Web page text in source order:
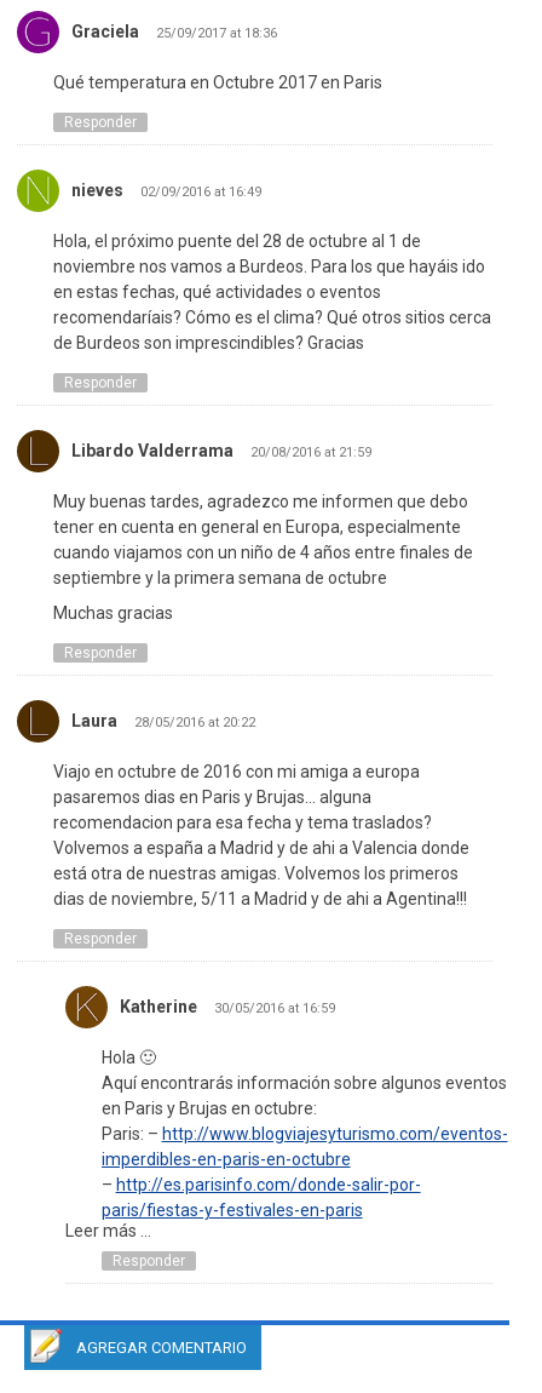
Graciela 25/09/2017 at 18:36
Qué temperatura en Octubre 2017 en Paris
Responder
nieves 02/09/2016 at 16:49
Hola, el próximo puente del 28 de octubre al 1 de
noviembre nos vamos a Burdeos. Para los que hayáis ido
en estas fechas, qué actividades o eventos
recomendaríais? Cómo es el clima? Qué otros sitios cerca
de Burdeos son imprescindibles? Gracias
Responder
Libardo Valderrama 20/08/2016 at 21:59
Muy buenas tardes, agradezco me informen que debo
tener en cuenta en general en Europa, especialmente
cuando viajamos con un niño de 4 años entre finales de
septiembre y la primera semana de octubre
Muchas gracias
Responder
Laura 28/05/2016 at 20:22
Viajo en octubre de 2016 con mi amiga a europa
pasaremos dias en Paris y Brujas… alguna
recomendacion para esa fecha y tema traslados?
Volvemos a españa a Madrid y de ahi a Valencia donde
está otra de nuestras amigas. Volvemos los primeros
dias de noviembre, 5/11 a Madrid y de ahi a Agentina!!!
Responder
Katherine 30/05/2016 at 16:59
Hola 🙂
Aquí encontrarás información sobre algunos eventos
en Paris y Brujas en octubre:
Paris: – http://www.blogviajesyturismo.com/eventos-
imperdibles-en-paris-en-octubre
– http://es.parisinfo.com/donde-salir-por-
paris/fiestas-y-festivales-en-paris
Brujas: -
https://es.viator.com/es/7380/tours/Paris/Excursion-
de-un-dia-a-Brujas-desde-Paris/d479-2050BR
brujas-217_3.html
Leer más ...
Responder
AGREGAR COMENTARIO